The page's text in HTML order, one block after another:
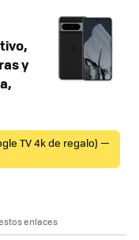
y
TV 4k de regalo) —
enlaces